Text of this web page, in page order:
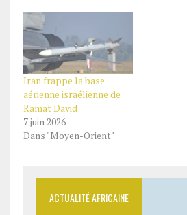
Iran frappe la base
aérienne israélienne de
Ramat David
7 juin 2026
Dans "Moyen-Orient"
ACTUALITÉ AFRICAINE